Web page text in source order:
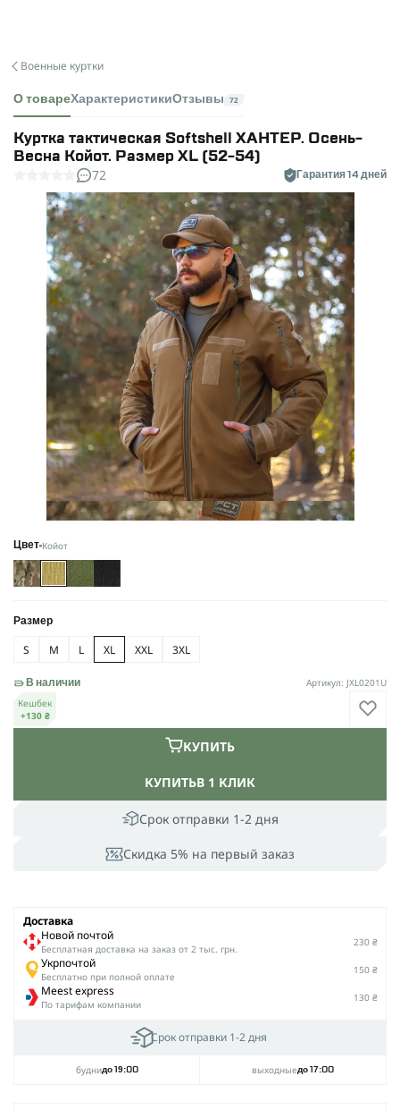
Военные куртки
О товареХарактеристикиОтзывы 72
Куртка тактическая Softshell ХАНТЕР. Осень-
Весна Койот. Размер XL (52-54)
72 Гарантия 14 дней
Цвет Койот
Размер
S M L XL XXL 3XL
Срок отправки 1-2 дня
Скидка 5% на первый заказ
КУПИТЬВ 1 КЛИК
КУПИТЬ
В наличии
Артикул: JXL0201U
Кешбек
+130 ₴
Доставка
Новой почтой
Беcплатная доставка на заказ от 2 тыс. грн.
230 ₴
Укрпочтой
Бесплатно при полной оплате
150 ₴
Meest express
По тарифам компании
130 ₴
Срок отправки 1-2 дня
буднидо 19:00 выходныедо 17:00